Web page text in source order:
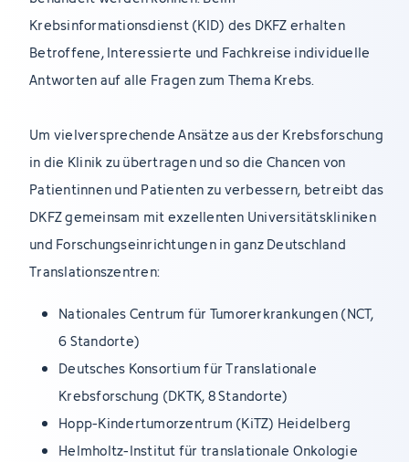
Krebsinformationsdienst (KID) des DKFZ erhalten
Betroffene, Interessierte und Fachkreise individuelle
Antworten auf alle Fragen zum Thema Krebs.
Um vielversprechende Ansätze aus der Krebsforschung
in die Klinik zu übertragen und so die Chancen von
Patientinnen und Patienten zu verbessern, betreibt das
DKFZ gemeinsam mit exzellenten Universitätskliniken
und Forschungseinrichtungen in ganz Deutschland
Translationszentren:
Nationales Centrum für Tumorerkrankungen (NCT,
6 Standorte)
Deutsches Konsortium für Translationale
Krebsforschung (DKTK, 8 Standorte)
Hopp-Kindertumorzentrum (KiTZ) Heidelberg
Helmholtz-Institut für translationale Onkologie